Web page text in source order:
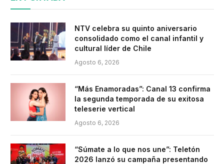
NTV celebra su quinto aniversario
consolidado como el canal infantil y
cultural líder de Chile
Agosto 6, 2026
“Más Enamoradas”: Canal 13 confirma
la segunda temporada de su exitosa
teleserie vertical
Agosto 6, 2026
“Súmate a lo que nos une”: Teletón
2026 lanzó su campaña presentando